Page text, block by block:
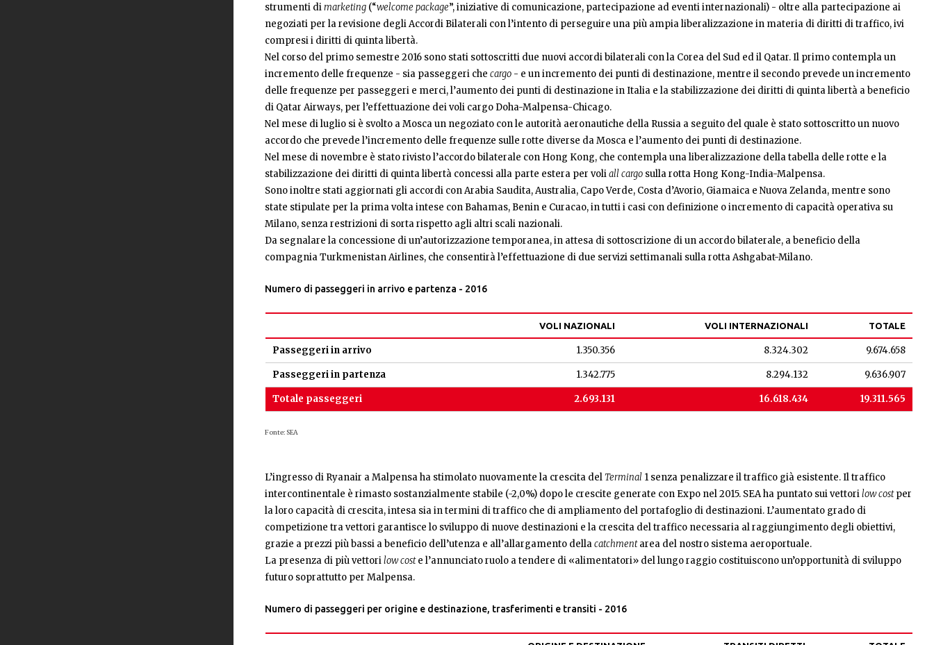
strumenti dimarketing (“welcome package”, iniziative di comunicazione, partecipazione ad eventi internazionali) - oltre alla partecipazione ai
negoziati per la revisione degli Accordi Bilaterali con l’intento di perseguire una più ampia liberalizzazione in materia di diritti di traffico, ivi
compresi i diritti di quinta libertà.
Nel corso del primo semestre 2016 sono stati sottoscritti due nuovi accordi bilaterali con la Corea del Sud ed il Qatar. Il primo contempla un
incremento delle frequenze - sia passeggeri che cargo - e un incremento dei punti di destinazione, mentre il secondo prevede un incremento
delle frequenze per passeggeri e merci, l’aumento dei punti di destinazione in Italia e la stabilizzazione dei diritti di quinta libertà a beneficio
di Qatar Airways, per l’effettuazione dei voli cargo Doha-Malpensa-Chicago.
Nel mese di luglio si è svolto a Mosca un negoziato con le autorità aeronautiche della Russia a seguito del quale è stato sottoscritto un nuovo
accordo che prevede l’incremento delle frequenze sulle rotte diverse da Mosca e l’aumento dei punti di destinazione.
Nel mese di novembre è stato rivisto l’accordo bilaterale con Hong Kong, che contempla una liberalizzazione della tabella delle rotte e la
stabilizzazione dei diritti di quinta libertà concessi alla parte estera per voliall cargo sulla rotta Hong Kong-India-Malpensa.
Sono inoltre stati aggiornati gli accordi con Arabia Saudita, Australia, Capo Verde, Costa d’Avorio, Giamaica e Nuova Zelanda, mentre sono
state stipulate per la prima volta intese con Bahamas, Benin e Curacao, in tutti i casi con definizione o incremento di capacità operativa su
Milano, senza restrizioni di sorta rispetto agli altri scali nazionali.
Da segnalare la concessione di un’autorizzazione temporanea, in attesa di sottoscrizione di un accordo bilaterale, a beneficio della
compagnia Turkmenistan Airlines, che consentirà l’effettuazione di due servizi settimanali sulla rotta Ashgabat-Milano.
Numero di passeggeri in arrivo e partenza - 2016
VOLI NAZIONALI VOLI INTERNAZIONALI TOTALE
Passeggeri in arrivo 1.350.356 8.324.302 9.674.658
Passeggeri in partenza 1.342.775 8.294.132 9.636.907
Totale passeggeri 2.693.131 16.618.434 19.311.565
Fonte: SEA
L’ingresso di Ryanair a Malpensa ha stimolato nuovamente la crescita delTerminal 1 senza penalizzare il traffico già esistente. Il traffico
intercontinentale è rimasto sostanzialmente stabile (-2,0%) dopo le crescite generate con Expo nel 2015. SEA ha puntato sui vettorilow costper
la loro capacità di crescita, intesa sia in termini di traffico che di ampliamento del portafoglio di destinazioni. L’aumentato grado di
competizione tra vettori garantisce lo sviluppo di nuove destinazioni e la crescita del traffico necessaria al raggiungimento degli obiettivi,
grazie a prezzi più bassi a beneficio dell’utenza e all’allargamento dellacatchmentarea del nostro sistema aeroportuale.
La presenza di più vettorilow coste l’annunciato ruolo a tendere di «alimentatori» del lungo raggio costituiscono un’opportunità di sviluppo
futuro soprattutto per Malpensa.
Numero di passeggeri per origine e destinazione, trasferimenti e transiti - 2016